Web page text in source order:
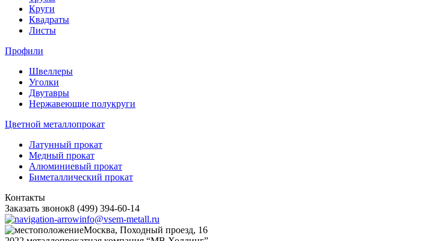
Круги
Квадраты
Листы
Профили
Швеллеры
Уголки
Двутавры
Нержавеющие полукруги
Цветной металлопрокат
Латунный прокат
Медный прокат
Алюминиевый прокат
Биметаллический прокат
Контакты
Заказать звонок8 (499) 394-60-14
info@vsem-metall.ru
Москва, Походный проезд, 16